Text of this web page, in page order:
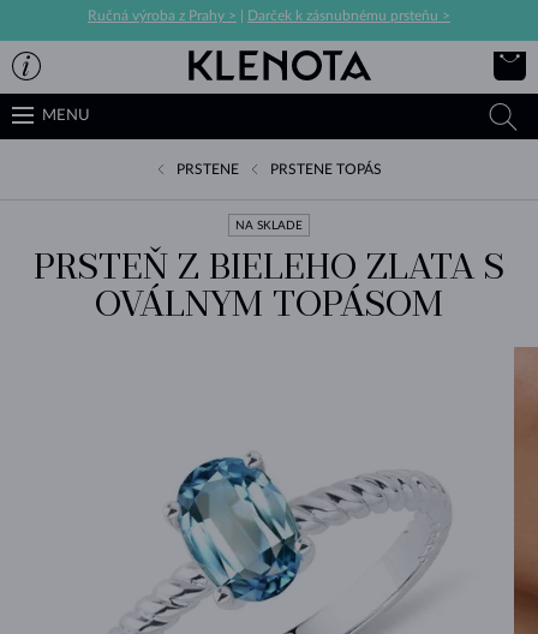
Ručná výroba z Prahy > Darček k zásnubnému prsteňu >
MENU
PRSTENE PRSTENE TOPÁS
NA SKLADE
PRSTEŇ Z BIELEHO ZLATA S
OVÁLNYM TOPÁSOM